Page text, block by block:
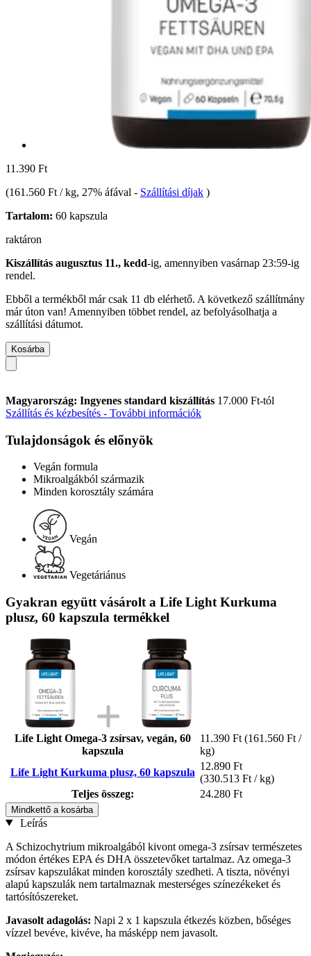
11.390 Ft
(161.560 Ft / kg, 27% áfával - Szállítási díjak )
Tartalom: 60 kapszula
raktáron
Kiszállítás augusztus 11., kedd-ig, amennyiben vasárnap 23:59-ig
rendel.
Ebből a termékből már csak 11 db elérhető. A következő szállítmány
már úton van! Amennyiben többet rendel, az befolyásolhatja a
szállítási dátumot.
Kosárba
Magyarország: Ingyenes standard kiszállítás 17.000 Ft-tól
Szállítás és kézbesítés - További információk
Tulajdonságok és előnyök
Vegán formula
Mikroalgákból származik
Minden korosztály számára
Vegán
Vegetáriánus
Gyakran együtt vásárolt a Life Light Kurkuma
plusz, 60 kapszula termékkel
Life Light Omega-3 zsírsav, vegán, 60
kapszula
11.390 Ft (161.560 Ft /
kg)
Life Light Kurkuma plusz, 60 kapszula
12.890 Ft
(330.513 Ft / kg)
Teljes összeg:
24.280 Ft
Mindkettő a kosárba
Leírás
A Schizochytrium mikroalgából kivont omega-3 zsírsav természetes
módon értékes EPA és DHA összetevőket tartalmaz. Az omega-3
zsírsav kapszulákat minden korosztály szedheti. A tiszta, növényi
alapú kapszulák nem tartalmaznak mesterséges színezékeket és
tartósítószereket.
Javasolt adagolás: Napi 2 x 1 kapszula étkezés közben, bőséges
vízzel bevéve, kivéve, ha másképp nem javasolt.